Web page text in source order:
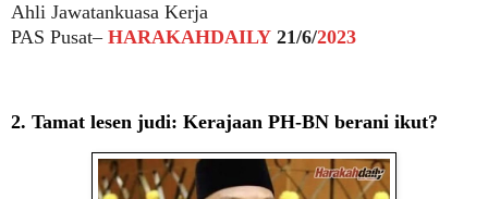
Ahli Jawatankuasa Kerja
PAS Pusat– HARAKAHDAILY 21/6/2023
2. Tamat lesen judi: Kerajaan PH-BN berani ikut?